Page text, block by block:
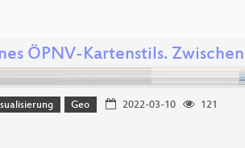
ÖPNV-Kartenstils.
Geo 2022-03-10
121